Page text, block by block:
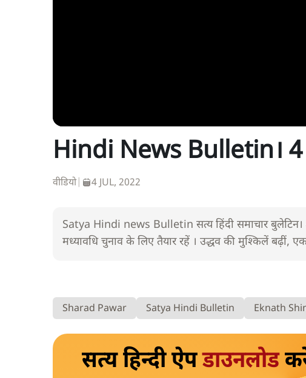
Hindi News Bulletin।
वीडियो| 4 JUL, 2022
Satya Hindi news Bulletin सत्य हिंदी समाचार बुलेटिन।
मध्यावधि चुनाव के लिए तैयार रहें । उद्धव की मुश्किलें बढ़ीं,
Sharad Pawar Satya Hindi Bulletin Eknath
सत्य हिन्दी ऐपडाउनलोड